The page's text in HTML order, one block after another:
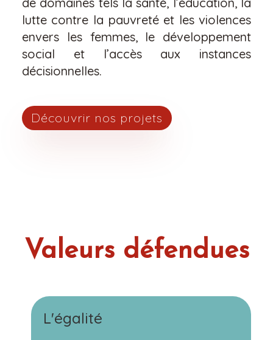
lutte contre la pauvreté et les violences
envers les femmes, le développement
social et l’accès aux instances
décisionnelles.
Découvrir nos projets
Valeurs défendues
L'égalité